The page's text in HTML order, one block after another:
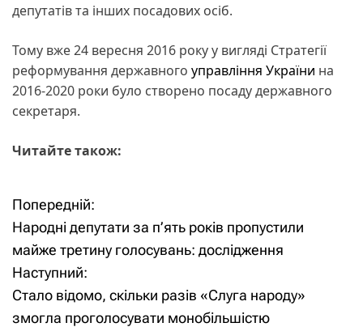
депутатів та інших посадових осіб.
Тому вже 24 вересня 2016 року у вигляді Стратегії
реформування державного управління України на
2016-2020 роки було створено посаду державного
секретаря.
Читайте також:
Н
а
в
і
Попередній:
Народні депутати за п’ять років пропустили
майже третину голосувань: дослідження
Наступний:
Стало відомо, скільки разів «Слуга народу»
змогла проголосувати монобільшістю